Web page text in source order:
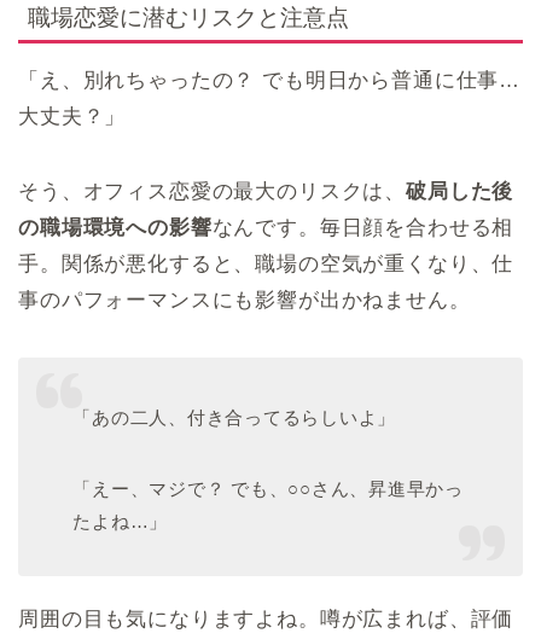
職場恋愛に潜むリスクと注意点
「え、別れちゃったの？ でも明日から普通に仕事…
大丈夫？」
そう、オフィス恋愛の最大のリスクは、破局した後
の職場環境への影響なんです。毎日顔を合わせる相
手。関係が悪化すると、職場の空気が重くなり、仕
事のパフォーマンスにも影響が出かねません。
「あの二人、付き合ってるらしいよ」
「えー、マジで？ でも、○○さん、昇進早かっ
たよね…」
周囲の目も気になりますよね。噂が広まれば、評価